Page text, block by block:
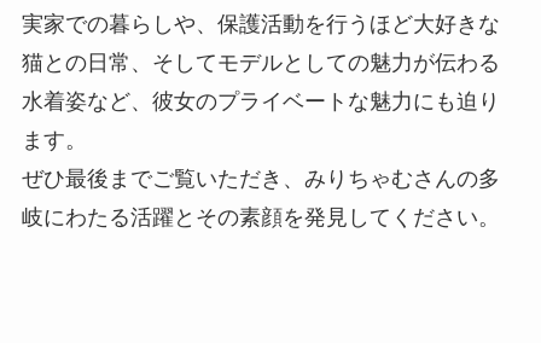
実家での暮らしや、保護活動を行うほど大好きな
猫との日常、そしてモデルとしての魅力が伝わる
水着姿など、彼女のプライベートな魅力にも迫り
ます。
ぜひ最後までご覧いただき、みりちゃむさんの多
岐にわたる活躍とその素顔を発見してください。